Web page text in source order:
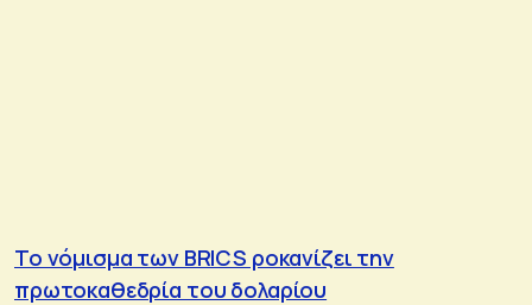
Το νόμισμα των BRICS ροκανίζει την
πρωτοκαθεδρία του δολαρίου